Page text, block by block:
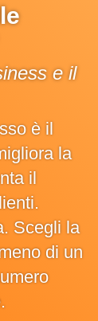
e il
è il
la
il
Scegli la
di un